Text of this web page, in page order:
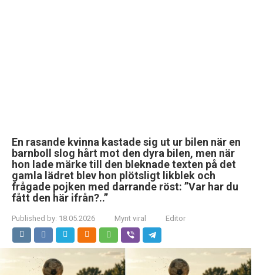
En rasande kvinna kastade sig ut ur bilen när en
barnboll slog hårt mot den dyra bilen, men när
hon lade märke till den bleknade texten på det
gamla lädret blev hon plötsligt likblek och
frågade pojken med darrande röst: ”Var har du
fått den här ifrån?..”
Published by: 18.05.2026 Mynt viral Editor